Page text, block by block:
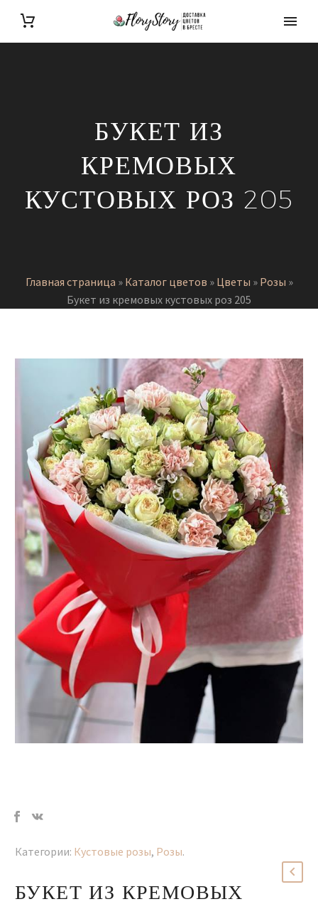
БУКЕТ ИЗ
КРЕМОВЫХ
КУСТОВЫХ РОЗ 205
Главная страница » Каталог цветов » Цветы » Розы »
Букет из кремовых кустовых роз 205
Категории: Кустовые розы, Розы.
БУКЕТ ИЗ КРЕМОВЫХ